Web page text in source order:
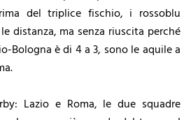
del triplice fischio, i rossoblu
distanza, ma senza riuscita perché
Bologna è di 4 a 3, sono le aquile a
Lazio e Roma, le due squadre